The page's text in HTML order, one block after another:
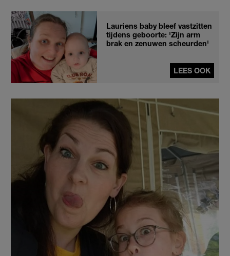
Lauriens baby bleef vastzitten
tijdens geboorte: 'Zijn arm
brak en zenuwen scheurden'
LEES OOK